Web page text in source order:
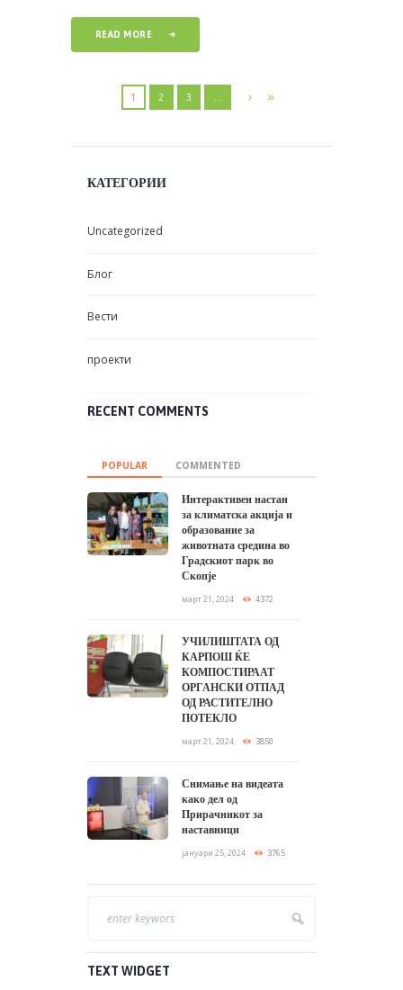
READ MORE
1 2 3 …
КАТЕГОРИИ
Uncategorized
Блог
Вести
проекти
RECENT COMMENTS
POPULAR COMMENTED
Интерактивен настан
за климатска акција и
образование за
животната средина во
Градскиот парк во
Скопје
март 21, 2024 4372
УЧИЛИШТАТА ОД
КАРПОШ ЌЕ
КОМПОСТИРААТ
ОРГАНСКИ ОТПАД
ОД РАСТИТЕЛНО
ПОТЕКЛО
март 21, 2024 3850
Снимање на видеата
како дел од
Прирачникот за
наставници
јануари 25, 2024 3765
TEXT WIDGET